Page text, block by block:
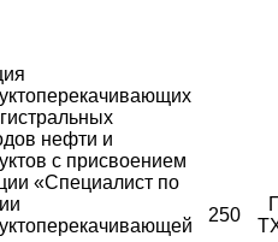
нефти и
с присвоением
«Специалист по
250